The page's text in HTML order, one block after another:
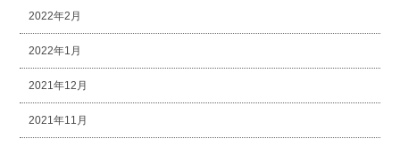
2022年2月
2022年1月
2021年12月
2021年11月